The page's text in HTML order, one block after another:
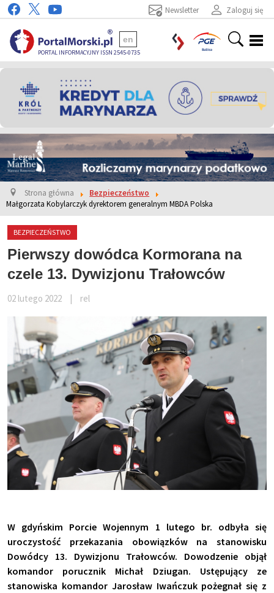
Zaloguj się
Newsletter
PORTAL INFORMACYJNY ISSN 2545-0735
en
Strona główna
Bezpieczeństwo
Małgorzata Kobylarczyk dyrektorem generalnym MBDA Polska
BEZPIECZEŃSTWO
Pierwszy dowódca Kormorana na
czele 13. Dywizjonu Trałowców
02 lutego 2022 rel
W gdyńskim Porcie Wojennym 1 lutego br. odbyła się
uroczystość przekazania obowiązków na stanowisku
Dowódcy 13. Dywizjonu Trałowców. Dowodzenie objął
komandor porucznik Michał Dziugan. Ustępujący ze
stanowiska komandor Jarosław Iwańczuk pożegnał się z